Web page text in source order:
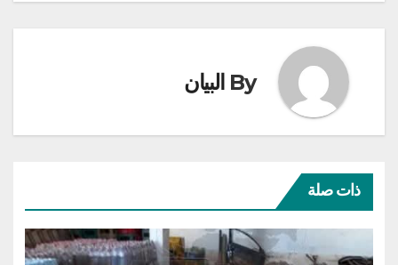
By البيان
ذات صلة